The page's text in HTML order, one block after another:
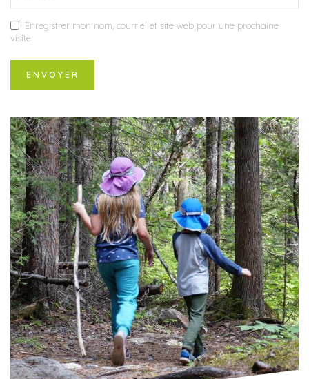
Enregistrer mon nom, courriel et site web pour une prochaine
visite.